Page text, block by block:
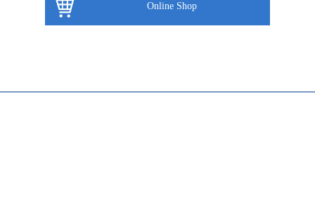
Online Shop